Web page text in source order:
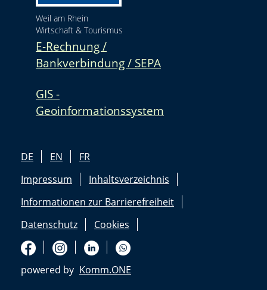
Weil am Rhein
Wirtschaft & Tourismus
E-Rechnung /
Bankverbindung / SEPA
GIS -
Geoinformationssystem
DE EN
FR
Impressum
Inhaltsverzeichnis
Informationen zur Barrierefreiheit
Datenschutz
Cookies
powered by Komm.ONE